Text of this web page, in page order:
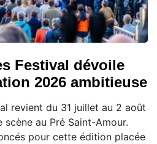
Festival dévoile
2026 ambitieuse
revient du 31 juillet au 2 août
au Pré Saint-Amour.
pour cette édition placée